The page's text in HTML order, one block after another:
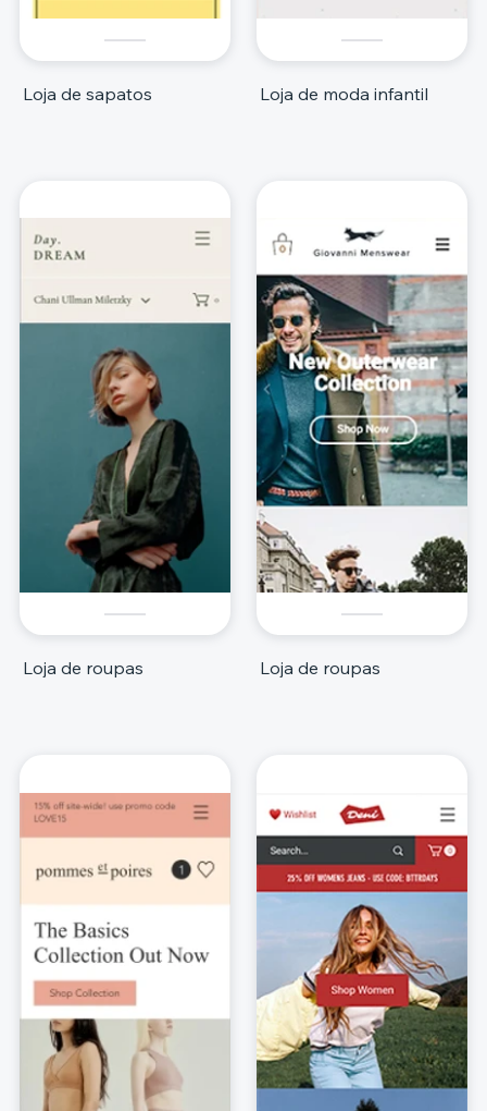
Loja de sapatos Loja de moda infantil
Loja de roupas Loja de roupas